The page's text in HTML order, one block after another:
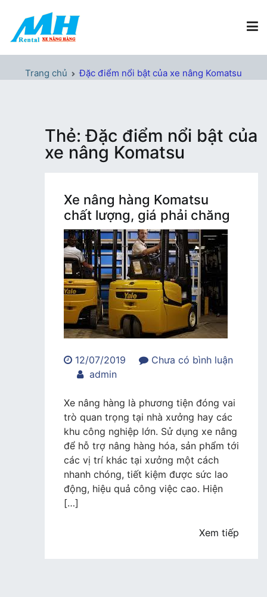
nội
Xe Nâng Hàng MH Rental
Trang chủ Đặc điểm nổi bật của xe nâng Komatsu
Thẻ:Đặc điểm nổi bật của
xe nâng Komatsu
Xe nâng hàng Komatsu
chất lượng, giá phải chăng
12/07/2019
Chưa có bình luận
trong
nâng
hàng
Komatsu
chất
lượng,
giá
phải
chăng
admin
Xe nâng hàng là phương tiện đóng vai
trò quan trọng tại nhà xưởng hay các
khu công nghiệp lớn. Sử dụng xe nâng
để hỗ trợ nâng hàng hóa, sản phẩm tới
các vị trí khác tại xưởng một cách
nhanh chóng, tiết kiệm được sức lao
động, hiệu quả công việc cao. Hiện
[…]
Xem tiếp